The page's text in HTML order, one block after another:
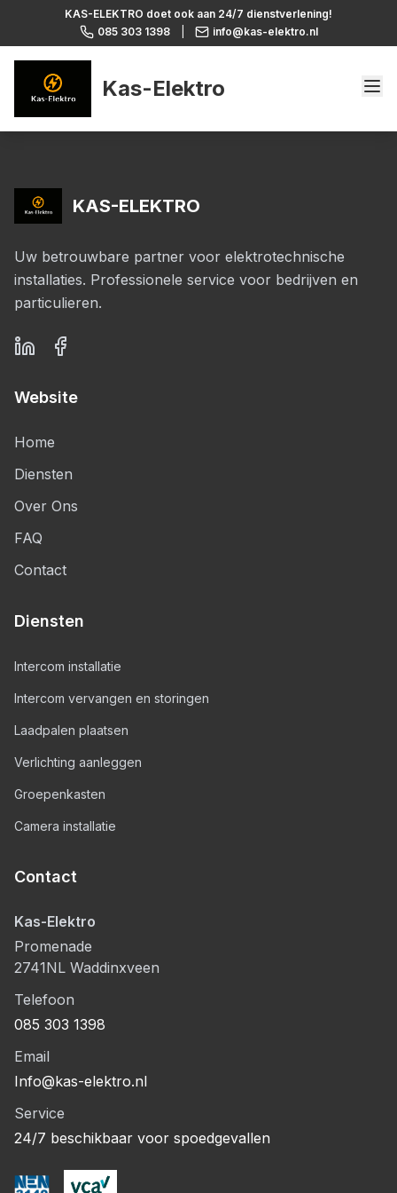
KAS-ELEKTRO doet ook aan 24/7 dienstverlening!
085 303 1398
info@kas-elektro.nl
Kas-Elektro
KAS-ELEKTRO
Uw betrouwbare partner voor elektrotechnische
installaties. Professionele service voor bedrijven en
particulieren.
Website
Home
Diensten
Over Ons
FAQ
Contact
Diensten
Intercom installatie
Intercom vervangen en storingen
Laadpalen plaatsen
Verlichting aanleggen
Groepenkasten
Camera installatie
Contact
Kas-Elektro
Promenade
2741NL Waddinxveen
Telefoon
085 303 1398
Email
Info@kas-elektro.nl
Service
24/7 beschikbaar voor spoedgevallen